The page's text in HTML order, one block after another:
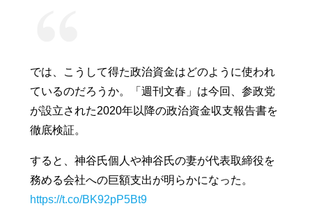
では、こうして得た政治資金はどのように使われ
ているのだろうか。「週刊文春」は今回、参政党
が設立された2020年以降の政治資金収支報告書を
徹底検証。
すると、神谷氏個人や神谷氏の妻が代表取締役を
務める会社への巨額支出が明らかになった。
https://t.co/BK92pP5Bt9